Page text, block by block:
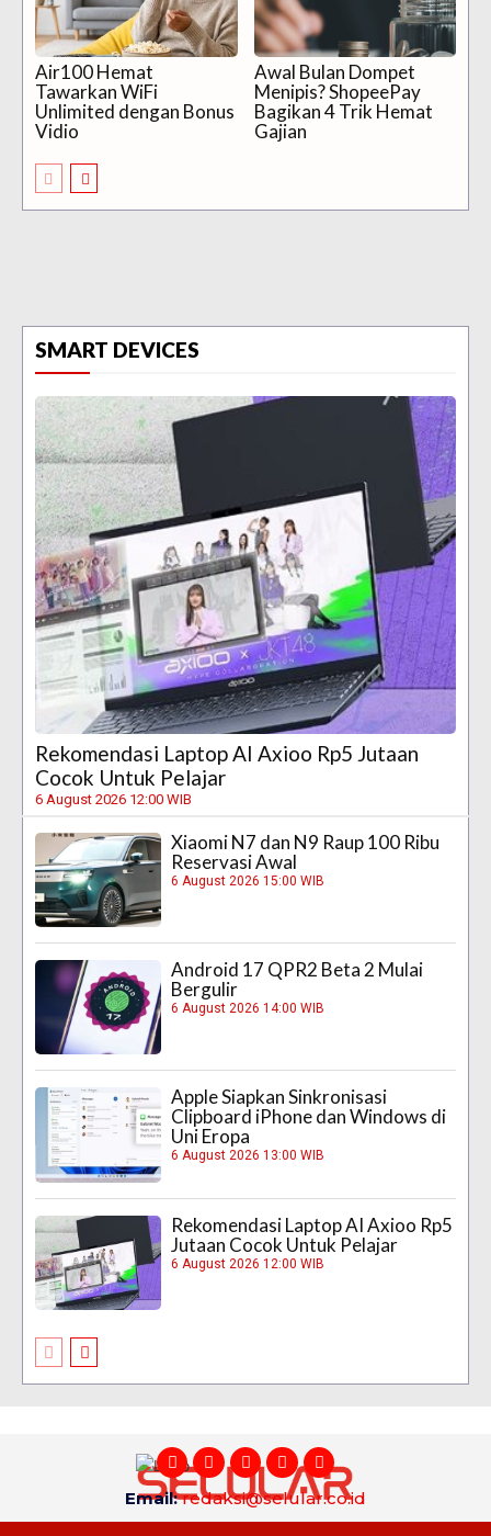
Air100 Hemat
Tawarkan WiFi
Unlimited dengan Bonus
Vidio
Awal Bulan Dompet
Menipis? ShopeePay
Bagikan 4 Trik Hemat
Gajian
SMART DEVICES
Rekomendasi Laptop AI Axioo Rp5 Jutaan
Cocok Untuk Pelajar
6 August 2026 12:00 WIB
Xiaomi N7 dan N9 Raup 100 Ribu
Reservasi Awal
6 August 2026 15:00 WIB
Android 17 QPR2 Beta 2 Mulai
Bergulir
6 August 2026 14:00 WIB
Apple Siapkan Sinkronisasi
Clipboard iPhone dan Windows di
Uni Eropa
6 August 2026 13:00 WIB
Rekomendasi Laptop AI Axioo Rp5
Jutaan Cocok Untuk Pelajar
6 August 2026 12:00 WIB
Email:redaksi@selular.co.id